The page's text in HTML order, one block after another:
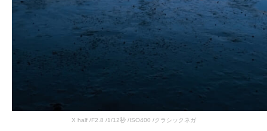
X half /F2.8 /1/12秒 /ISO400 /クラシックネガ